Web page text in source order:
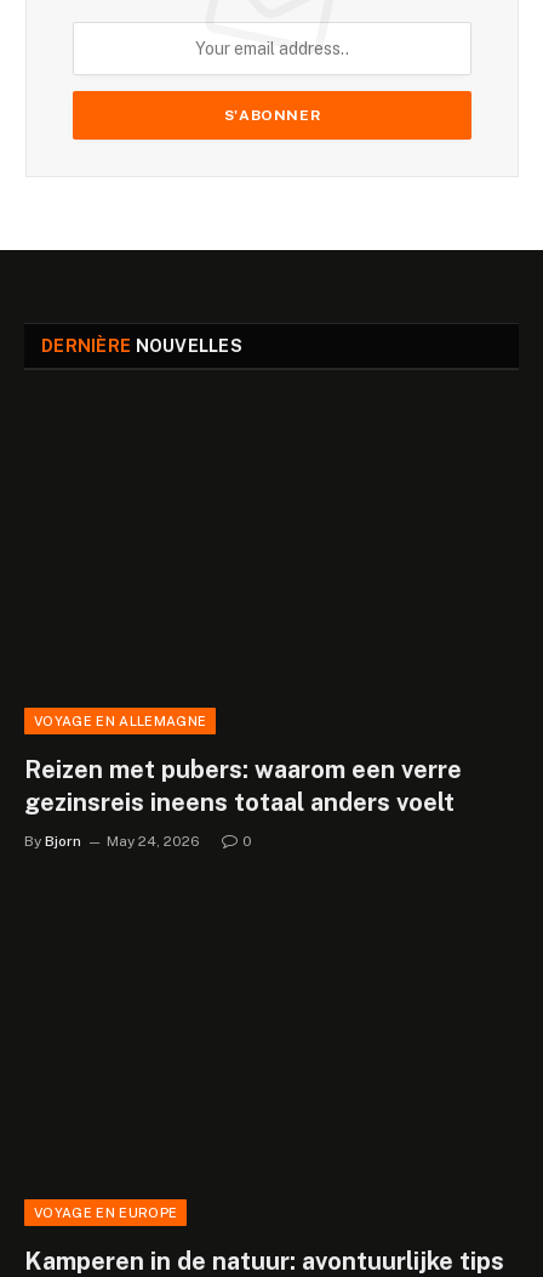
DERNIÈRE NOUVELLES
VOYAGE EN ALLEMAGNE
Reizen met pubers: waarom een verre
gezinsreis ineens totaal anders voelt
By Bjorn May 24, 2026 0
VOYAGE EN EUROPE
Kamperen in de natuur: avontuurlijke tips